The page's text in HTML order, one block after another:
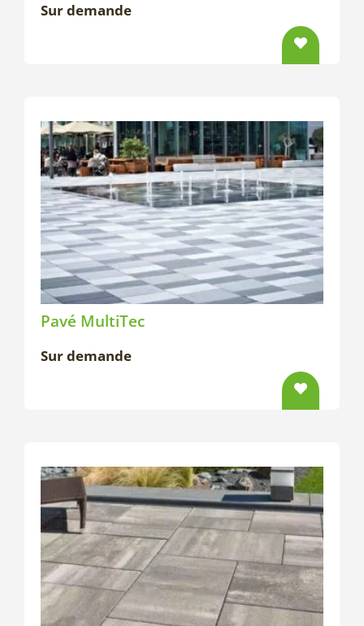
Sur demande
Pavé MultiTec
Sur demande